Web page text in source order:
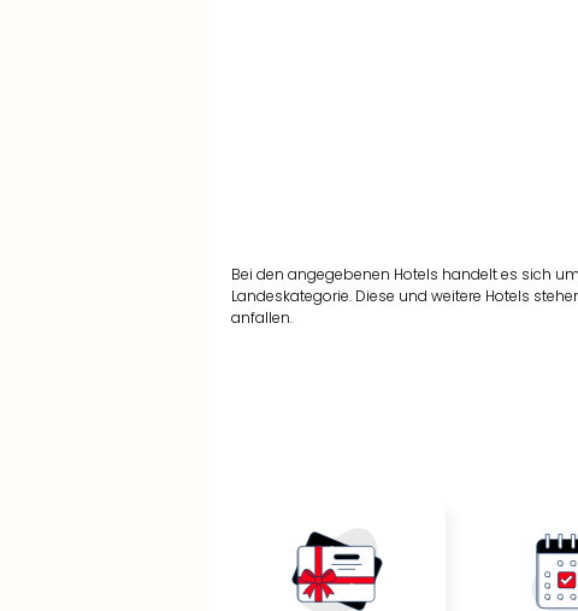
Bei den angegebenen Hotels handelt es sich
Landeskategorie. Diese und weitere Hotels
anfallen.